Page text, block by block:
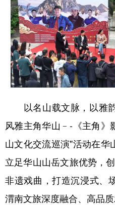
广东 广西
四川 贵州
陕西 甘肃
新疆 内蒙古
以名山载文脉，以雅
风雅主角华山﹣-《主角
山文化交流巡演"活动在华
立足华山山岳文旅优势，
非遗戏曲，打造沉浸式、
渭南文旅深度融合、高品质